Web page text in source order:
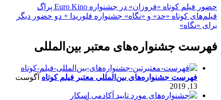
حضور فیلم کوتاه «فروزان» در جشنواره Euro Kino پراگ
فیلم‌های کوتاه «حد» و «نگاه» جشنواره فلوریدا + دو حضور دیگر
برای «نگاه»
فهرست جشنواره‌های معتبر بین‌المللی
فهرست جشنواره‌های بین‌المللی معتبر فیلم کوتاه آگوست
13, 2019